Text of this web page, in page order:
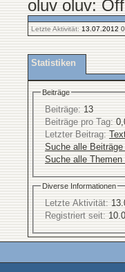
oluv oluv:
Letzte Aktivität: 13.07.2012
Statistiken
Beiträge
Beiträge: 13
Beiträge pro Tag:
Letzter Beitrag:
Suche alle
Suche alle Themen
Diverse Informationen
Letzte Aktivität:
Registriert seit: